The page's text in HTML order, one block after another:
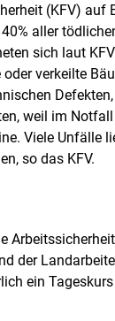
(KFV)
aller
sich laut
verkeilte
weil im
Viele Unfälle
so das KFV.
der
ein